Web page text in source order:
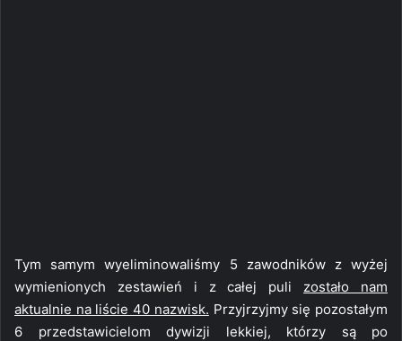
Tym samym wyeliminowaliśmy 5 zawodników z wyżej
wymienionych zestawień i z całej puli zostało nam
aktualnie na liście 40 nazwisk. Przyjrzyjmy się pozostałym
6 przedstawicielom dywizji lekkiej, którzy są po